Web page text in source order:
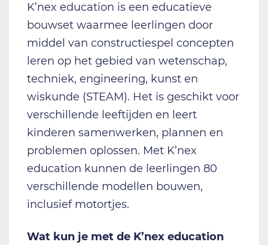
K’nex education is een educatieve
bouwset waarmee leerlingen door
middel van constructiespel concepten
leren op het gebied van wetenschap,
techniek, engineering, kunst en
wiskunde (STEAM). Het is geschikt voor
verschillende leeftijden en leert
kinderen samenwerken, plannen en
problemen oplossen. Met K’nex
education kunnen de leerlingen 80
verschillende modellen bouwen,
inclusief motortjes.
Wat kun je met de K’nex education